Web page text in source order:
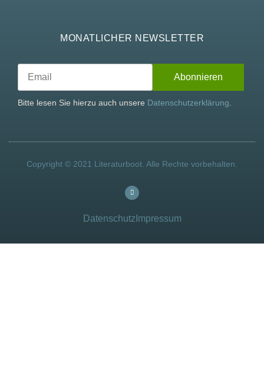
MONATLICHER NEWSLETTER
Bitte lesen Sie hierzu auch unsere Datenschutzerklärung
Copyright © 2021 Literaturboot. Alle Rechte vorbehalten.
Datenschutz Impressum